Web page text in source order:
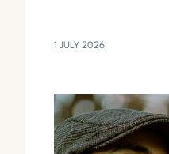
1 JULY 2026